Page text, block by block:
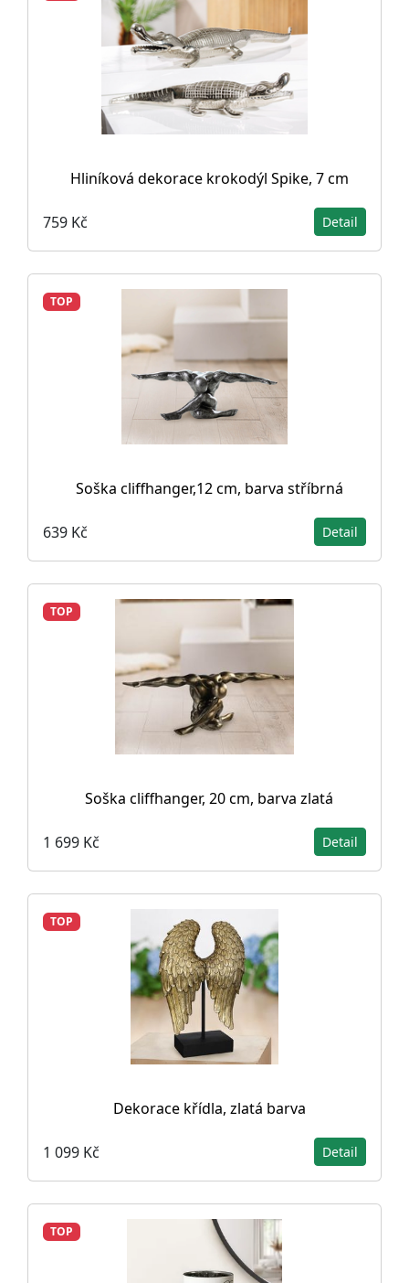
Hliníková dekorace krokodýl Spike, 7 cm
759 Kč Detail
TOP
Soška cliffhanger,12 cm, barva stříbrná
639 Kč Detail
TOP
Soška cliffhanger, 20 cm, barva zlatá
1 699 Kč Detail
TOP
Dekorace křídla, zlatá barva
1 099 Kč Detail
TOP